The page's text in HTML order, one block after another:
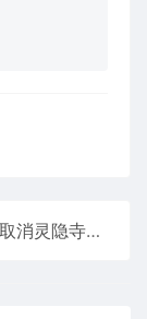
杭州宣布取消灵隐寺门票：需提前预约